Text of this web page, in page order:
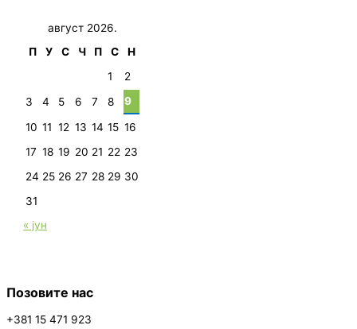
август 2026.
П
У С Ч П С
Н
1
2
3
4 5 6 7 8 9
10 11 12 13 14 15 16
17 18 19 20 21 22 23
24 25 26 27 28 29 30
31
« јун
Позовите нас
+381 15 471 923